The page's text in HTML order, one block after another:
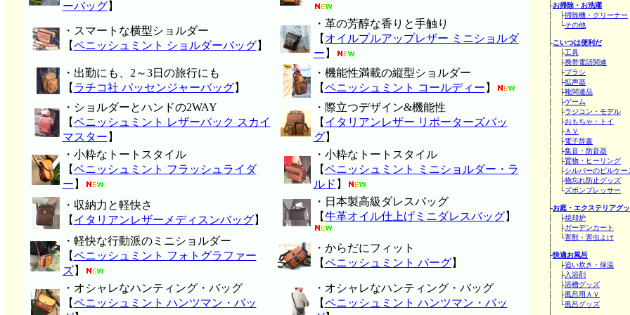
├お掃除・お洗濯
│ ├掃除機・クリーナー
│ └その他
├こいつは便利だ
│ ├工具
│ ├携帯電話関連
│ ├ブラシ
│ ├拡声器
│ ├靴関連品
│ ├ゲーム
│ ├ラジコン・モデル
│ ├おもちゃ・トイ
│ ├ＡＶ
│ ├電子辞書
│ ├集音・防音器
│ ├置物・ヒーリング
│ ├シルバーのピルケー
│ ├物忘れ防止グッズ
│ └ズボンプレッサー
├お庭・エクステリアグ
│ ├焼却炉
│ ├ガーデンカート
│ └害獣・害虫よけ
├快適お風呂
│ ├追い炊き・保温
│ ├入浴剤
│ ├浴槽グッズ
│ ├風呂用ＡＶ
│ └風呂グッズ
ーバッグ】
・スマートな横型ショルダー
【ペニッシュミント ショルダーバッグ】
・革の芳醇な香りと手触り
【 オイルプルアップレザー ミニショルダ
ー 】
・出勤にも、2～3日の旅行にも
【 ラチコ社 パッセンジャーバッグ】
・機能性満載の縦型ショルダー
【ペニッシュミント コールディー 】
・ショルダーとハンドの2WAY
【ペニッシュミント レザーバック スカイ
マスター 】
・際立つデザイン&機能性
【 イタリアンレザー リポーターズバッ
グ】
・小粋なトートスタイル
【ペニッシュミント フラッシュライダ
ー 】
・小粋なトートスタイル
【ペニッシュミント ミニショルダー・ラ
ルド 】
・収納力と軽快さ
【 イタリアンレザーメディスンバッグ】
・日本製高級ダレスバッグ
【牛革オイル仕上げミニダレスバッグ】
・軽快な行動派のミニショルダー
【ペニッシュミント フォトグラファー
ズ】
・からだにフィット
【ペニッシュミント バーグ】
・オシャレなハンティング・バッグ
【ペニッシュミント ハンツマン・バッ
・オシャレなハンティング・バッグ
【ペニッシュミント ハンツマン・バッ